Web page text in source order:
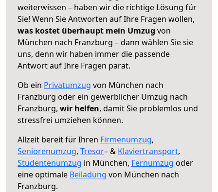
weiterwissen – haben wir die richtige Lösung für
Sie! Wenn Sie Antworten auf Ihre Fragen wollen,
was kostet überhaupt mein Umzug von
München nach Franzburg – dann wählen Sie sie
uns, denn wir haben immer die passende
Antwort auf Ihre Fragen parat.
Ob ein Privatumzug von München nach
Franzburg oder ein gewerblicher Umzug nach
Franzburg, wir helfen, damit Sie problemlos und
stressfrei umziehen können.
Allzeit bereit für Ihren Firmenumzug,
Seniorenumzug, Tresor– & Klaviertransport,
Studentenumzug in München, Fernumzug oder
eine optimale Beiladung von München nach
Franzburg.